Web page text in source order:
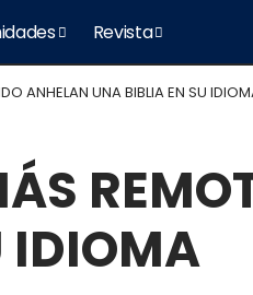
Revista
ANHELAN UNA BIBLIA EN SU
IDIOMA